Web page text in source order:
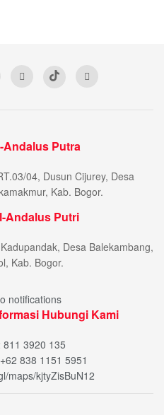
Andalus Putra
04, Dusun Cijurey, Desa
Kab. Bogor.
Andalus Putri
Desa Balekambang,
Kab. Bogor.
notifications
Hubungi Kami
811 3920 135
+62 838 1151 5951
maps/kjtyZisBuN12